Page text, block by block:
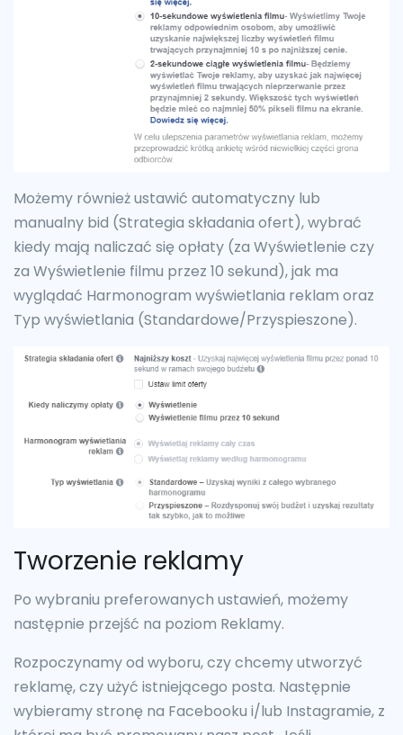
Możemy również ustawić automatyczny lub
manualny bid (Strategia składania ofert), wybrać
kiedy mają naliczać się opłaty (za Wyświetlenie czy
za Wyświetlenie filmu przez 10 sekund), jak ma
wyglądać Harmonogram wyświetlania reklam oraz
Typ wyświetlania (Standardowe/Przyspieszone).
Tworzenie reklamy
Po wybraniu preferowanych ustawień, możemy
następnie przejść na poziom Reklamy.
Rozpoczynamy od wyboru, czy chcemy utworzyć
reklamę, czy użyć istniejącego posta. Następnie
wybieramy stronę na Facebooku i/lub Instagramie, z